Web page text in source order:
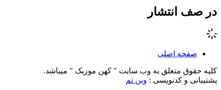
در صف انتشار
صفحه اصلی
کلیه حقوق متعلق به وب سایت " کهن موزیک " میباشد.
پشتیبانی و کدنویسی : وین تم